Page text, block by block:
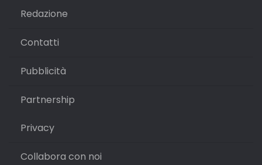
Redazione
Contatti
Pubblicità
Partnership
Privacy
Collabora con noi